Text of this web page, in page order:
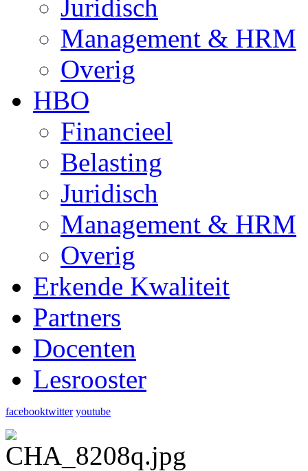
Juridisch
Management & HRM
Overig
HBO
Financieel
Belasting
Juridisch
Management & HRM
Overig
Erkende Kwaliteit
Partners
Docenten
Lesrooster
facebooktwitter youtube